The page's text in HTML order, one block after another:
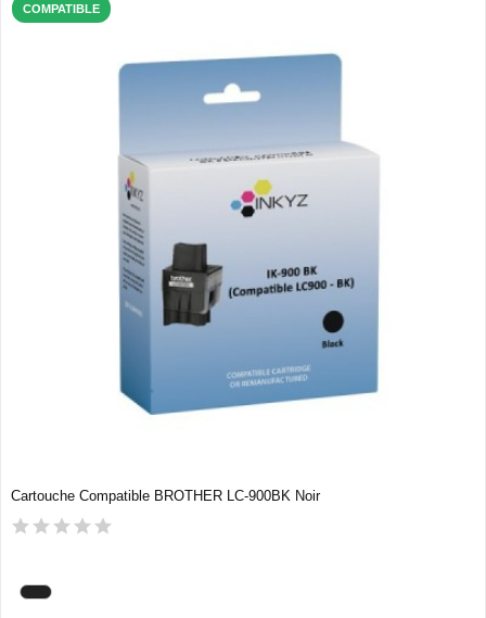
COMPATIBLE
Cartouche Compatible BROTHER LC-900BK Noir